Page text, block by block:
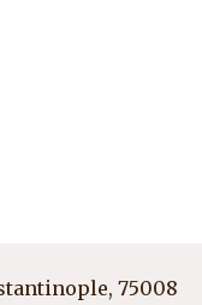
75008